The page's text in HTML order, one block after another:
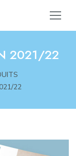
2021/22
22